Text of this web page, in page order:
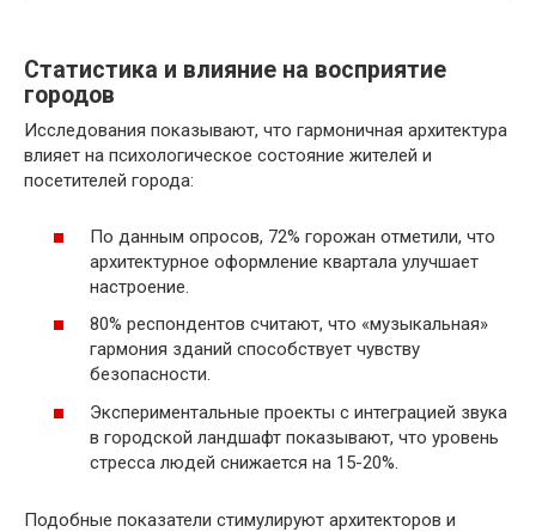
Статистика и влияние на восприятие
городов
Исследования показывают, что гармоничная архитектура
влияет на психологическое состояние жителей и
посетителей города:
По данным опросов, 72% горожан отметили, что
архитектурное оформление квартала улучшает
настроение.
80% респондентов считают, что «музыкальная»
гармония зданий способствует чувству
безопасности.
Экспериментальные проекты с интеграцией звука
в городской ландшафт показывают, что уровень
стресса людей снижается на 15-20%.
Подобные показатели стимулируют архитекторов и